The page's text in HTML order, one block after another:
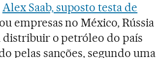
Alex Saab, suposto testa de
empresas no México, Rússia
distribuir o petróleo do país
pelas sanções, segundo uma